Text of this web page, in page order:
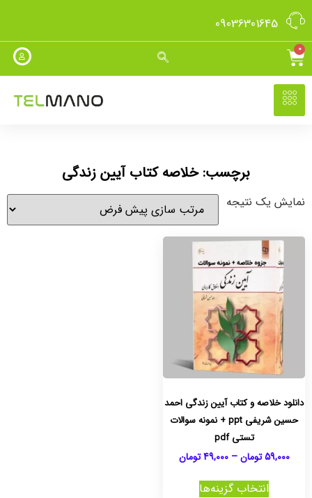
09036301645
0
برچسب: خلاصه کتاب آیین زندگی
نمایش یک نتیجه
دانلود خلاصه و کتاب آیین زندگی احمد
حسین شریفی ppt + نمونه سوالات
تستی pdf
59,000 تومان –
49,000 تومان
انتخاب گزینه‌ها